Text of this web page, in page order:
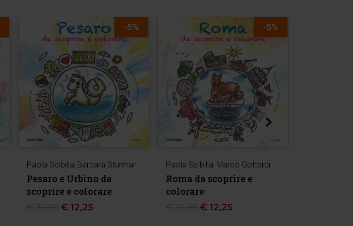
-5%
Paola Scibilia, Barbara Sturmar
Pesaro e Urbino da
scoprire e colorare
€ 12,25
-5%
Paola Scibilia, Marco Gottardi
Roma da scoprire e
colorare
€ 12,25